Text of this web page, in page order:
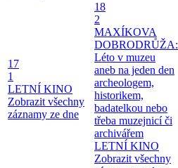
17
1
LETNÍ KINO
Zobrazit všechny
záznamy ze dne
18
2
MAXÍKOVA
DOBRODRŮŽA:
Léto v muzeu
aneb na jeden den
archeologem,
historikem,
badatelkou nebo
třeba muzejnicí či
archivářem
LETNÍ KINO
Zobrazit všechny